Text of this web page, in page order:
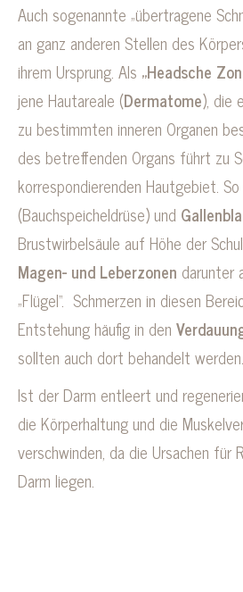
Auch sogenannte „übertragene
an ganz anderen Stellen des
ihrem Ursprung. Als „Headsche
jene Hautareale (Dermatome), die
zu bestimmten inneren Organen
des betreffenden Organs führt zu
korrespondierenden Hautgebiet.
(Bauchspeicheldrüse) und
Brustwirbelsäule auf Höhe der
Magen- und Leberzonen darunter
„Flügel“. Schmerzen in diesen
Entstehung häufig in den
sollten auch dort behandelt werden.
Ist der Darm entleert und
die Körperhaltung und die
verschwinden, da die Ursachen für
Darm liegen.